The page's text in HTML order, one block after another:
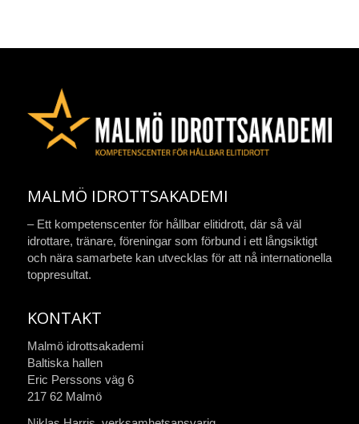
MALMÖ IDROTTSAKADEMI
– Ett kompetenscenter för hållbar elitidrott, där så väl
idrottare, tränare, föreningar som förbund i ett långsiktigt
och nära samarbete kan utvecklas för att nå internationella
toppresultat.
KONTAKT
Malmö idrottsakademi
Baltiska hallen
Eric Perssons väg 6
217 62 Malmö